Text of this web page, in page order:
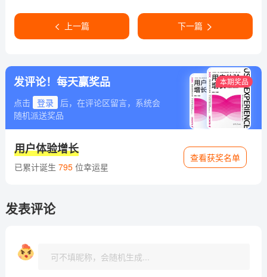
上一篇 下一篇
发评论！每天赢奖品
点击 登录
后，在评论区留言，系统会
随机派送奖品
本期奖品
用户体验增长
已累计诞生 795位幸运星
查看获奖名单
发表评论